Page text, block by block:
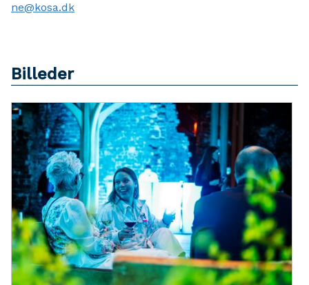
ne@kosa.dk
Billeder